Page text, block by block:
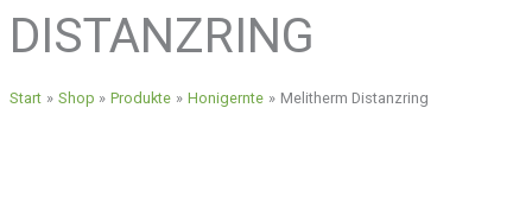
DISTANZRING
Start Shop Produkte Honigernte Melitherm Distanzring